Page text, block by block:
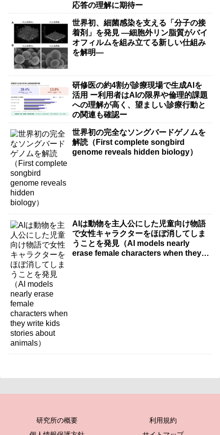
応答の理解に期待ー
世界初、細菌感染を支える「分子の接
着剤」を発見 ―細胞外リン脂質がバイ
オフィルムを組み立てる新しい仕組み
を解明―
研修医の約4割が診療現場で生成AIを
活用 ー利用者はAIの限界や倫理的課題
への理解が高く、望ましい診療行動と
の関連も確認ー
世界初の完全なソングバードゲノムを
解読（First complete songbird
genome reveals hidden biology）
AIは動物を主人公にした児童向け物語
で女性キャラクターをほぼ消してしま
うことを発見（AI models nearly
erase female characters when they
研究所の概要
利用規約